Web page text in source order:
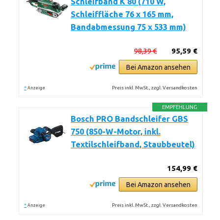
Schleiffläche 76 x 165 mm,
Bandabmessung 75 x 533 mm)
95,59 €
98,39 €
Bei Amazon ansehen
* Anzeige Preis inkl. MwSt., zzgl. Versandkosten
EMPFEHLUNG
Bosch PRO Bandschleifer GBS
750 (850-W-Motor, inkl.
Textilschleifband, Staubbeutel)
154,99 €
Bei Amazon ansehen
* Anzeige Preis inkl. MwSt., zzgl. Versandkosten